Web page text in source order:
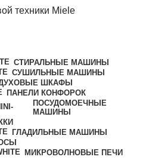
техники Miele
СТИРАЛЬНЫЕ МАШИНЫ
СУШИЛЬНЫЕ МАШИНЫ
ШКАФЫ
ПАНЕЛИ КОНФОРОК
ПОСУДОМОЕЧНЫЕ
МАШИНЫ
ГЛАДИЛЬНЫЕ МАШИНЫ
МИКРОВОЛНОВЫЕ ПЕЧИ